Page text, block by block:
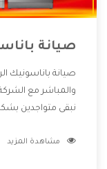
صيانة
صيانة باناسونيك
والمباشر مع
نبقى متواجدين
الشركة بها والتى
مشاهدة المزيد